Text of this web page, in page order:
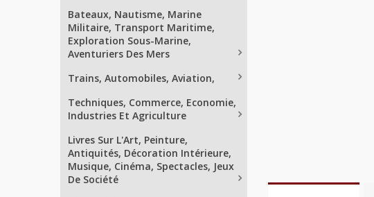
Bateaux, Nautisme, Marine
Militaire, Transport Maritime,
Exploration Sous-Marine,
Aventuriers Des Mers
Trains, Automobiles, Aviation,
Techniques, Commerce, Economie,
Industries Et Agriculture
Livres Sur L'Art, Peinture,
Antiquités, Décoration Intérieure,
Musique, Cinéma, Spectacles, Jeux
De Société